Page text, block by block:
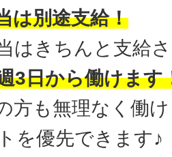
は別途支給！
はきちんと支給
3日から働けます
方も無理なく働
を優先できます♪